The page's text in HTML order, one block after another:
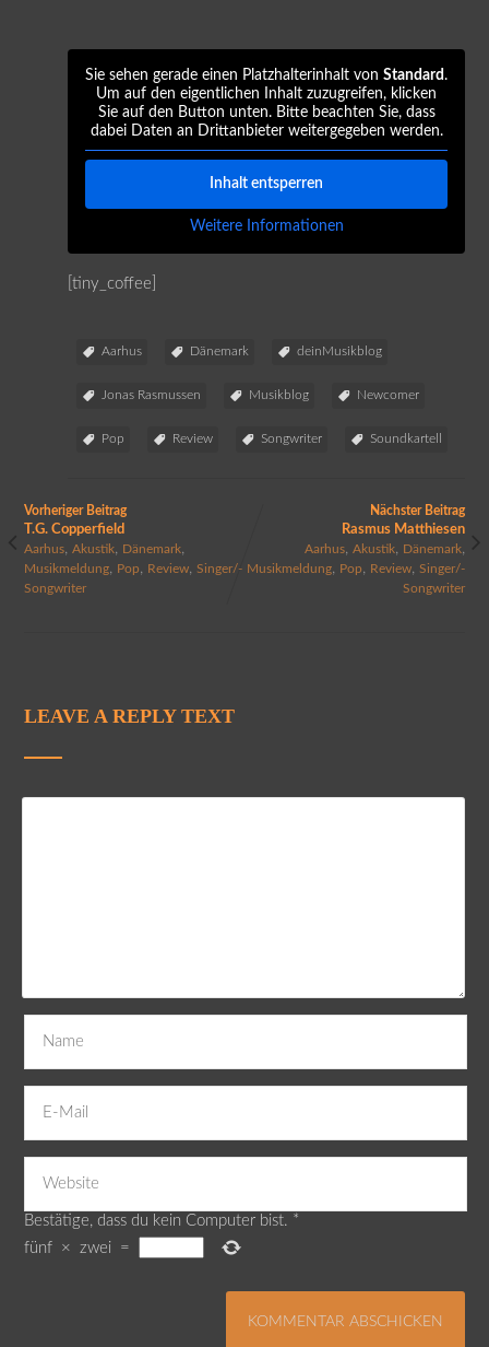
Sie sehen gerade einen Platzhalterinhalt von Standard .
Um auf den eigentlichen Inhalt zuzugreifen, klicken
Sie auf den Button unten. Bitte beachten Sie, dass
dabei Daten an Drittanbieter weitergegeben werden.
Inhalt entsperren
Weitere Informationen
[tiny_coffee]
Aarhus Dänemark deinMusikblog
Jonas Rasmussen Musikblog Newcomer
Pop Review Songwriter Soundkartell
Vorheriger Beitrag
T.G. Copperfield
Aarhus, Akustik, Dänemark,
Musikmeldung, Pop Review, Singer/-
Songwriter
Nächster Beitrag
Rasmus Matthiesen
Aarhus ,Akustik Dänemark
Musikmeldung Pop Review ,Singer/-
Songwriter
LEAVE A REPLY TEXT
Bestätige, dass du kein Computer bist. *
fünf
× zwei =